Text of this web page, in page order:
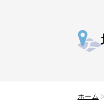
ホーム